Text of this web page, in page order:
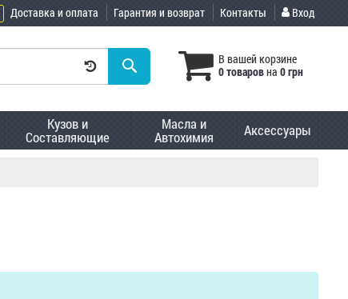
Доставка и оплата Гарантия и возврат Контакты Вход
В вашей корзине
0 товаровна 0 грн
Кузов и
Составляющие
Масла и
Автохимия Аксессуары